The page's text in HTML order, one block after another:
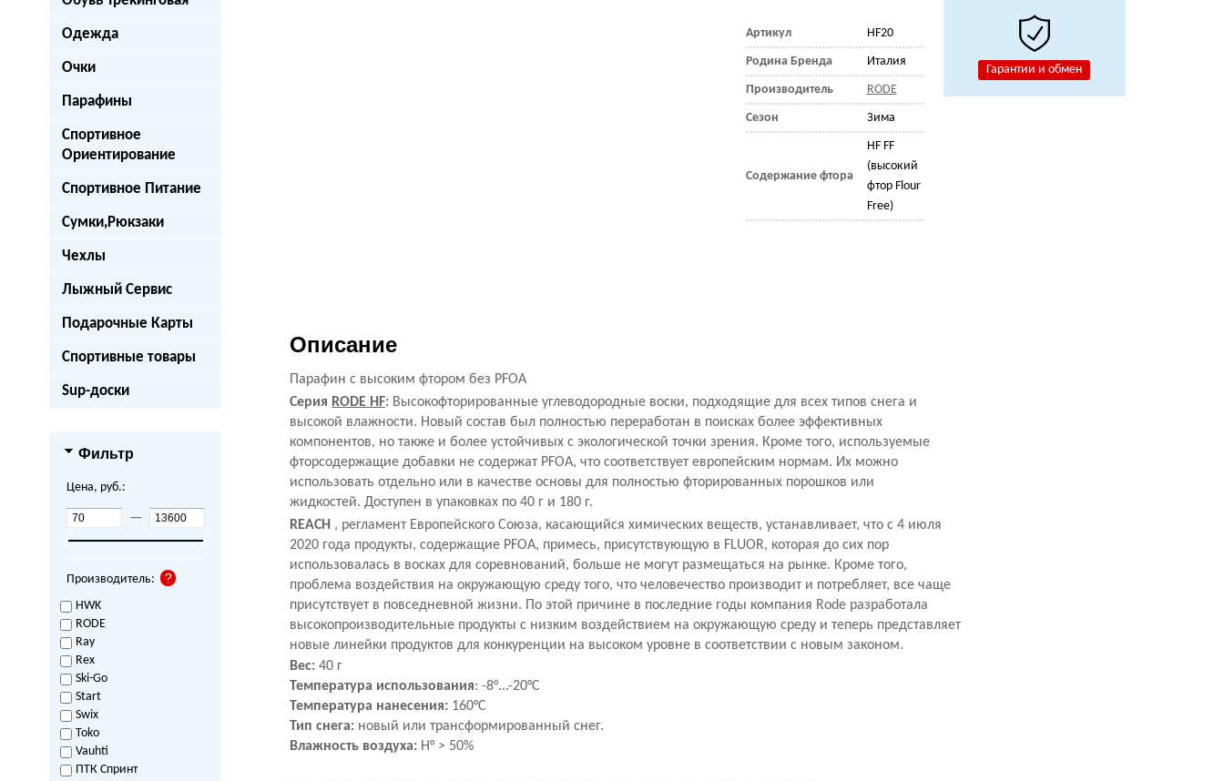
Одежда
Очки
Парафины
Спортивное
Ориентирование
Спортивное Питание
Сумки,Рюкзаки
Чехлы
Лыжный Сервис
Подарочные Карты
Спортивные товары
Sup-доски
Фильтр
Цена, руб.:
—
Производитель:
HWK
RODE
Ray
Rex
Ski-Go
Start
Swix
Toko
Vauhti
ПТК Спринт
Артикул HF20
Родина Бренда Италия
Производитель RODE
Сезон Зима
Содержание фтора
HF FF
(высокий
фтор Flour
Free)
Гарантии и обмен
Описание
Парафин с высоким фтором без PFOA
Серия RODE HF: Высокофторированные углеводородные воски, подходящие для всех типов снега и
высокой влажности. Новый состав был полностью переработан в поисках более эффективных
компонентов, но также и более устойчивых с экологической точки зрения. Кроме того, используемые
фторсодержащие добавки не содержат PFOA, что соответствует европейским нормам. Их можно
использовать отдельно или в качестве основы для полностью фторированных порошков или
жидкостей. Доступен в упаковках по 40 г и 180 г.
REACH , регламент Европейского Союза, касающийся химических веществ, устанавливает, что с 4 июля
2020 года продукты, содержащие PFOA, примесь, присутствующую в FLUOR, которая до сих пор
использовалась в восках для соревнований, больше не могут размещаться на рынке. Кроме того,
проблема воздействия на окружающую среду того, что человечество производит и потребляет, все чаще
присутствует в повседневной жизни. По этой причине в последние годы компания Rode разработала
высокопроизводительные продукты с низким воздействием на окружающую среду и теперь представляет
новые линейки продуктов для конкуренции на высоком уровне в соответствии с новым законом.
Вес: 40 г
Температура использования: -8°...-20°C
Температура нанесения: 160°C
Тип снега: новый или трансформированный снег.
Влажность воздуха: H° > 50%